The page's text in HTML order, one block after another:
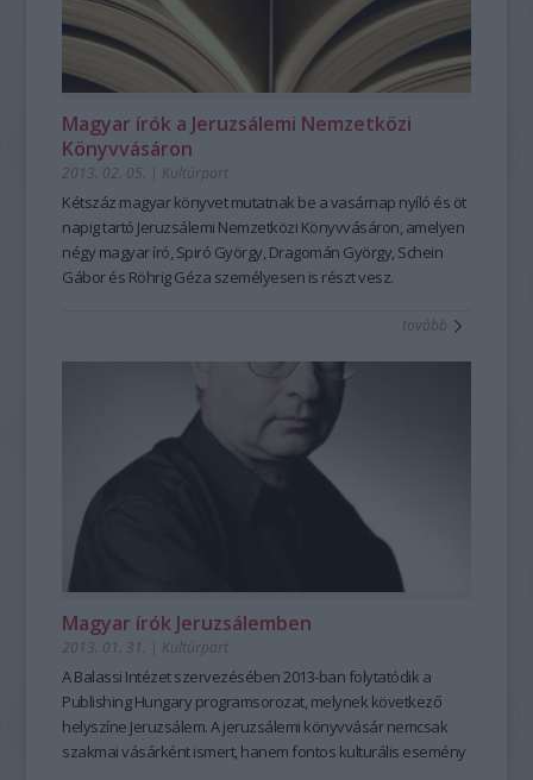
Magyar írók a Jeruzsálemi Nemzetközi
Könyvvásáron
2013. 02. 05. | Kultúrpart
Kétszáz magyar könyvet mutatnak be a vasárnap nyíló és öt
napig tartó Jeruzsálemi Nemzetközi Könyvvásáron, amelyen
négy magyar író, Spiró György, Dragomán György, Schein
Gábor és Röhrig Géza személyesen is részt vesz.
tovább
Magyar írók Jeruzsálemben
2013. 01. 31. | Kultúrpart
ABalassi Intézetszervezésében 2013-ban folytatódik a
Publishing Hungary programsorozat, melynek következő
helyszíne Jeruzsálem. A jeruzsálemi könyvvásár nemcsak
szakmai vásárként ismert, hanem fontos kulturális esemény